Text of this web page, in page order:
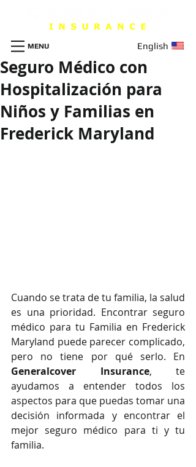
English
MENU
Seguro Médico con
Hospitalización para
Niños y Familias en
Frederick Maryland
Cuando se trata de tu familia, la salud
es una prioridad. Encontrar seguro
médico para tu Familia en Frederick
Maryland puede parecer complicado,
Generalcover Insurance, te
ayudamos a entender todos los
aspectos para que puedas tomar una
decisión informada y encontrar el
mejor seguro médico para ti y tu
familia.